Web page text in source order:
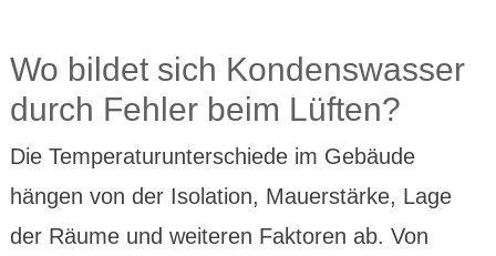
Wo bildet sich Kondens­wasser
durch Fehler beim Lüften?
Die Tempe­ratur­unter­schiede im Gebäude
hängen von der Isolation, Mauer­stärke, Lage
der Räume und weiteren Faktoren ab. Von